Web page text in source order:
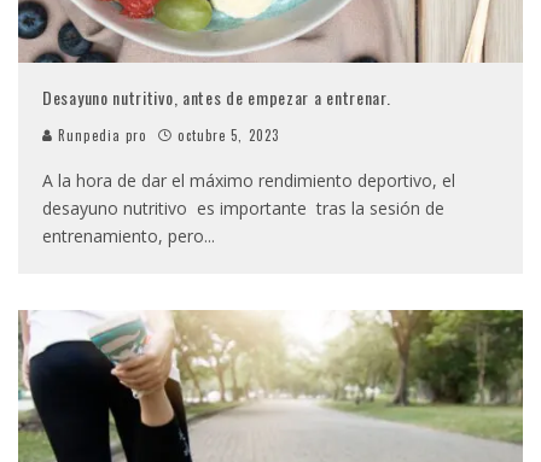
Desayuno nutritivo, antes de empezar a entrenar.
Runpedia pro octubre 5, 2023
A la hora de dar el máximo rendimiento deportivo, el
desayuno nutritivo es importante tras la sesión de
entrenamiento, pero...